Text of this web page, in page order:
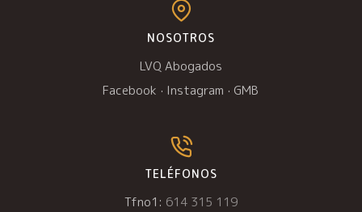
NOSOTROS
LVQ Abogados
Facebook · Instagram · GMB
TELÉFONOS
Tfno1: 614 315 119